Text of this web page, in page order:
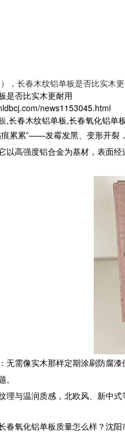
，长春木纹铝单板是否比实木
是否比实木更耐用
news1153045.html
,长春木纹铝单板,长春氧化铝单
累累”——发霉发黑、变形开裂
以高强度铝合金为基材，表面
需像实木那样定期涂刷防腐
理与温润质感，北欧风、新中
春氧化铝单板质量怎么样？沈